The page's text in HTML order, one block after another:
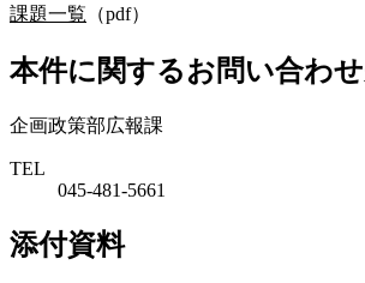
課題一覧 （pdf）
本件に関するお問い合わ
企画政策部広報課
TEL
045-481-5661
添付資料